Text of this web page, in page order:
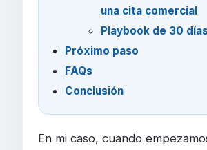
una cita comercial
Playbook de 30
Próximo paso
FAQs
Conclusión
En mi caso, cuando